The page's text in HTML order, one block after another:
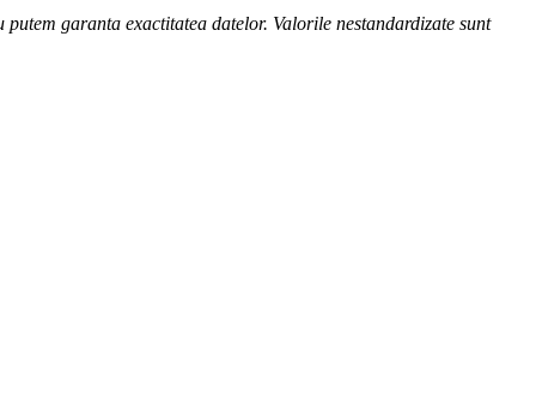
garanta exactitatea datelor. Valorile nestandardizate sunt